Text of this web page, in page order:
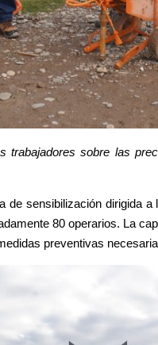
trabajadores sobre las
sensibilización dirigida
80 operarios. La
preventivas